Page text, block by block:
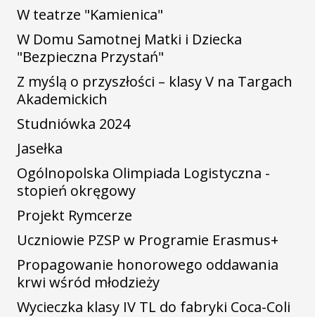
W teatrze "Kamienica"
W Domu Samotnej Matki i Dziecka
"Bezpieczna Przystań"
Z myślą o przyszłości – klasy V na Targach
Akademickich
Studniówka 2024
Jasełka
Ogólnopolska Olimpiada Logistyczna -
stopień okręgowy
Projekt Rymcerze
Uczniowie PZSP w Programie Erasmus+
Propagowanie honorowego oddawania
krwi wśród młodzieży
Wycieczka klasy IV TL do fabryki Coca-Coli